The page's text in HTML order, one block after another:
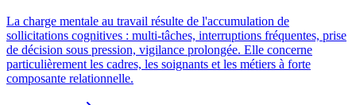
La charge mentale au travail résulte de l'accumulation de
sollicitations cognitives : multi-tâches, interruptions fréquentes, prise
de décision sous pression, vigilance prolongée. Elle concerne
particulièrement les cadres, les soignants et les métiers à forte
composante relationnelle.